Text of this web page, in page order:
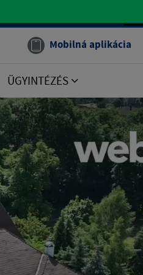
Mobilná aplikácia
ÜGYINTÉZÉS